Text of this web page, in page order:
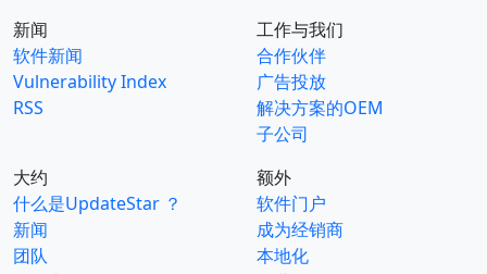
新闻
软件新闻
Vulnerability Index
RSS
工作与我们
合作伙伴
广告投放
解决方案的OEM
子公司
大约
什么是UpdateStar ？
新闻
团队
额外
软件门户
成为经销商
本地化